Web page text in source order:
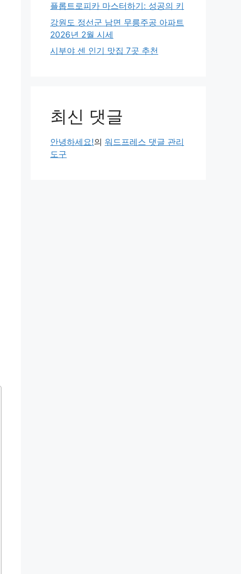
플롭트로피카 마스터하기: 성공의 키
강원도 정선군 남면 무릉주공 아파트
2026년 2월 시세
시부야 센 인기 맛집 7곳 추천
최신 댓글
안녕하세요!의 워드프레스 댓글 관리
도구